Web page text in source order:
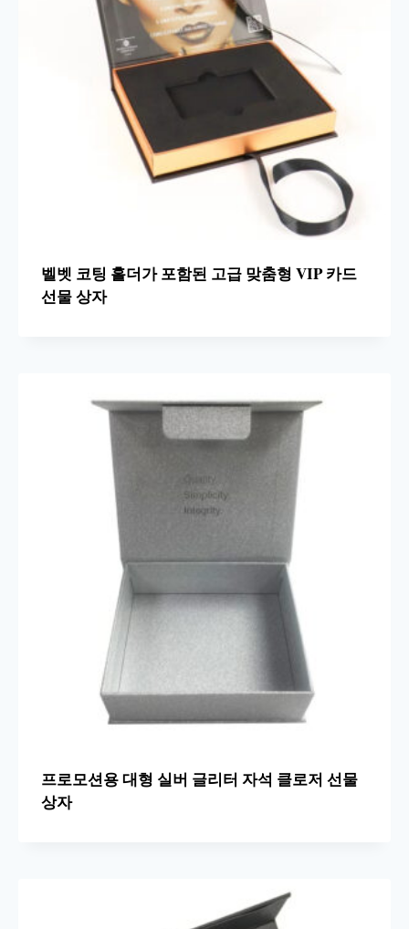
벨벳 코팅 홀더가 포함된 고급 맞춤형 VIP 카드
선물 상자
프로모션용 대형 실버 글리터 자석 클로저 선물
상자